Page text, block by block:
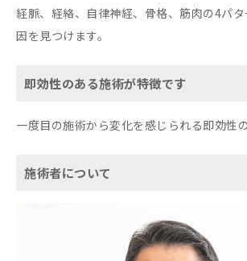
経脈、経絡、自律神経、骨格、筋肉の4パ
因を見つけます。
即効性のある施術が特徴です
一度目の施術から変化を感じられる即効性
施術者について